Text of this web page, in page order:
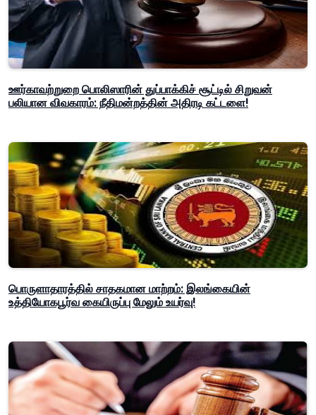
ஊர்காவற்றுறை பொலிஸாரின் துப்பாக்கிச் சூட்டில் சிறுவன்
பலியான விவகாரம்: நீதிமன்றத்தின் அதிரடி கட்டளை!
பொருளாதாரத்தில் சாதகமான மாற்றம்: இலங்கையின்
உத்தியோகபூர்வ கையிருப்பு மேலும் உயர்வு!